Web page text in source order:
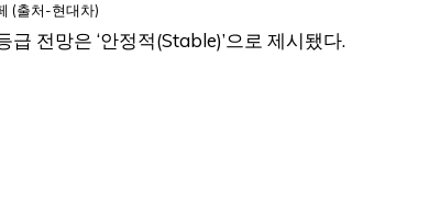
(출처-현대차)
전망은 ‘안정적(Stable)’으로 제시됐다.